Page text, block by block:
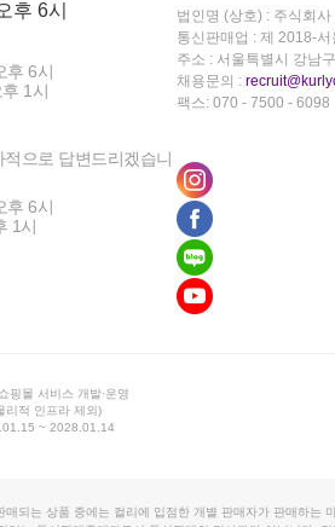
후 6시
후 6시
1시
으로 답변드리겠습니
후 6시
1시
법인명 (상호) : 주식회사
통신판매업 : 제 2018-
주소 : 서울특별시 강남
채용문의 :
팩스: 070 - 7500 - 6098
핑몰 서비스 개발·운영
리적 인프라 제외)
~ 2028.01.14
매되는 상품 중에는 컬리에 입점한 개별 판매자가 판매하는